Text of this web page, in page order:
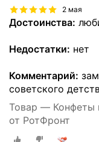
2 мая
Достоинства:
Недостатки: нет
Комментарий:
советского
Товар — Конфеты
от РотФронт